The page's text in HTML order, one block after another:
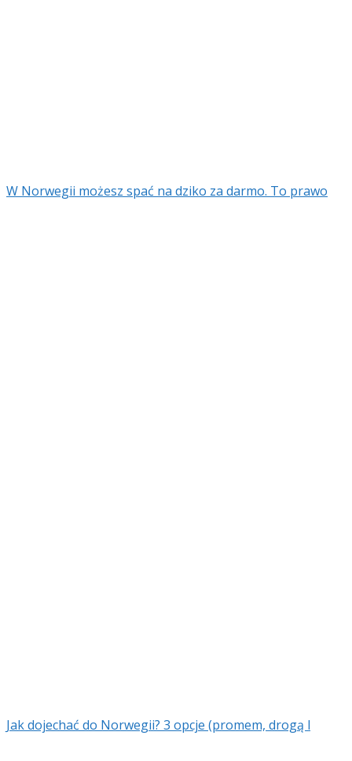
W Norwegii możesz spać na dziko za darmo. To prawo
Jak dojechać do Norwegii? 3 opcje (promem, drogą l